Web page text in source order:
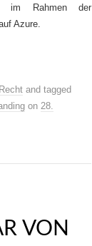
im Rahmen der
Azure.
Recht and tagged
on 28.
VON